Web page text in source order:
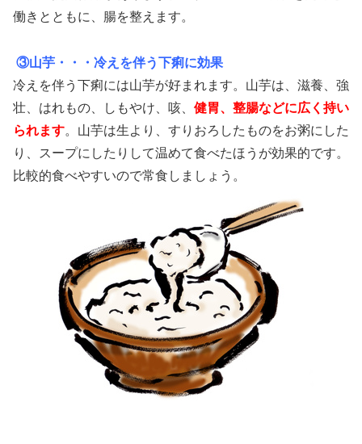
働きとともに、腸を整えます。
③山芋・・・冷えを伴う下痢に効果
冷えを伴う下痢には山芋が好まれます。山芋は、滋養、強
壮、はれもの、しもやけ、咳、 健胃、整腸などに広く持い
られます。山芋は生より、すりおろしたものをお粥にした
り、スープにしたりして温めて食べたほうが効果的です。
比較的食べやすいので常食しましょう。